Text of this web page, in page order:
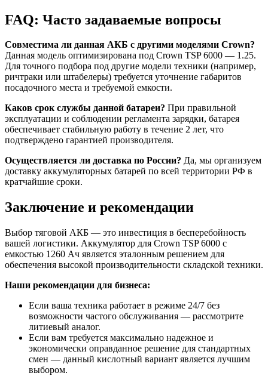
FAQ: Часто задаваемые вопросы
Совместима ли данная АКБ с другими моделями Crown?
Данная модель оптимизирована под Crown TSP 6000 — 1.25.
Для точного подбора под другие модели техники (например,
ричтраки или штабелеры) требуется уточнение габаритов
посадочного места и требуемой емкости.
Каков срок службы данной батареи? При правильной
эксплуатации и соблюдении регламента зарядки, батарея
обеспечивает стабильную работу в течение 2 лет, что
подтверждено гарантией производителя.
Осуществляется ли доставка по России? Да, мы организуем
доставку аккумуляторных батарей по всей территории РФ в
кратчайшие сроки.
Заключение и рекомендации
Выбор тяговой АКБ — это инвестиция в бесперебойность
вашей логистики. Аккумулятор для Crown TSP 6000 с
емкостью 1260 Ач является эталонным решением для
обеспечения высокой производительности складской техники.
Наши рекомендации для бизнеса:
Если ваша техника работает в режиме 24/7 без
возможности частого обслуживания — рассмотрите
литиевый аналог.
Если вам требуется максимально надежное и
экономически оправданное решение для стандартных
смен — данный кислотный вариант является лучшим
выбором.